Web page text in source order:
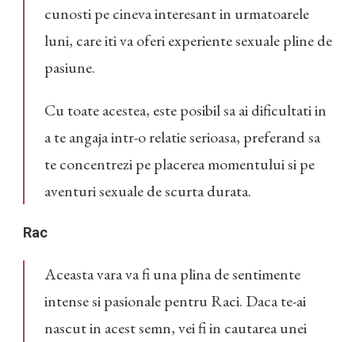
cunosti pe cineva interesant in urmatoarele
luni, care iti va oferi experiente sexuale pline de
pasiune.
Cu toate acestea, este posibil sa ai dificultati in
a te angaja intr-o relatie serioasa, preferand sa
te concentrezi pe placerea momentului si pe
aventuri sexuale de scurta durata.
Rac
Aceasta vara va fi una plina de sentimente
intense si pasionale pentru Raci. Daca te-ai
nascut in acest semn, vei fi in cautarea unei